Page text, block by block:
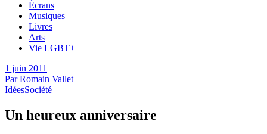
Écrans
Musiques
Livres
Arts
Vie LGBT+
1 juin 2011
ParRomain Vallet
IdéesSociété
Un heureux anniversaire